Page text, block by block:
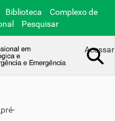
Biblioteca
Complexo de
Pesquisar
Acessar